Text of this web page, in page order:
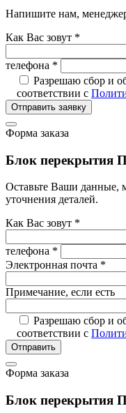
Напишите нам,
Как Вас зовут *
телефона *
Разрешаю сбор и
соответствии с
Отправить заявку
Форма заказа
Блок перекрытия
Оставьте Ваши данные,
уточнения деталей.
Как Вас зовут *
телефона *
Электронная почта *
Примечание, если есть
Разрешаю сбор и
соответствии с
Отправить
Форма заказа
Блок перекрытия